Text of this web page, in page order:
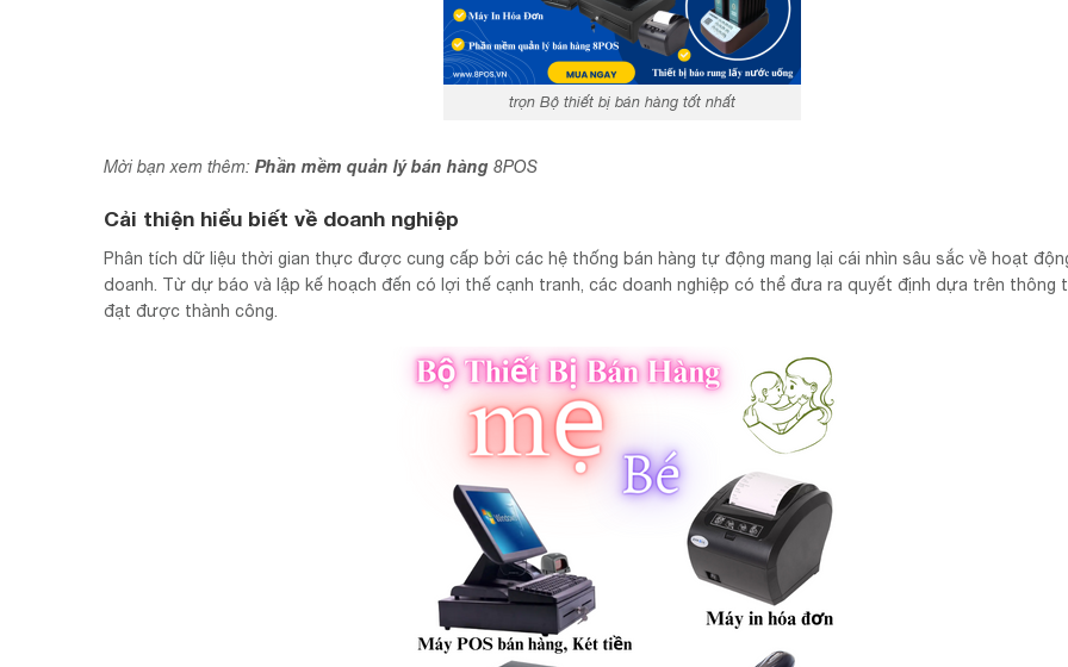
trọn Bộ thiết bị bán hàng tốt nhất
Mời bạn xem thêm: Phần mềm quản lý bán hàng 8POS
Cải thiện hiểu biết về doanh nghiệp
Phân tích dữ liệu thời gian thực được cung cấp bởi các hệ thống bán hàng tự động mang lại cái nhìn sâu sắc về hoạt
doanh. Từ dự báo và lập kế hoạch đến có lợi thế cạnh tranh, các doanh nghiệp có thể đưa ra quyết định dựa trên thông
đạt được thành công.